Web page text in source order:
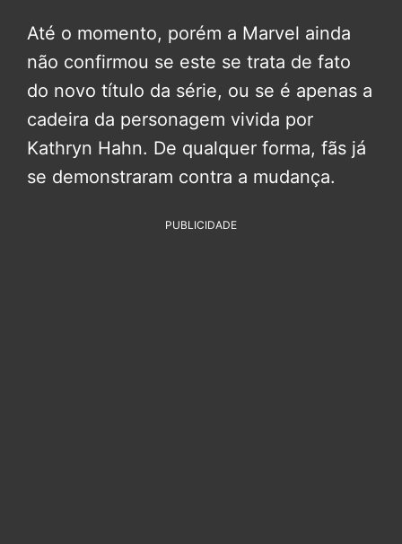
Até o momento, porém a Marvel ainda
não confirmou se este se trata de fato
do novo título da série, ou se é apenas a
cadeira da personagem vivida por
Kathryn Hahn. De qualquer forma, fãs já
se demonstraram contra a mudança.
PUBLICIDADE